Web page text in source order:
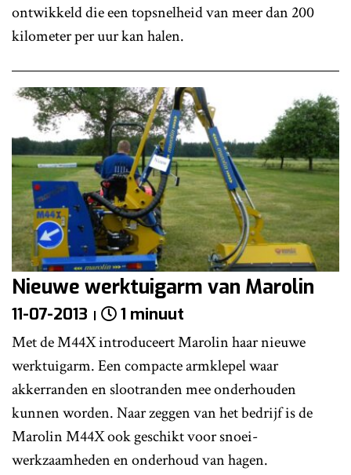
ontwikkeld die een topsnelheid van meer dan 200
kilometer per uur kan halen.
Nieuwe werktuigarm van Marolin
11-07-2013 1 minuut
Met de M44X introduceert Marolin haar nieuwe
werktuigarm. Een compacte armklepel waar
akkerranden en slootranden mee onderhouden
kunnen worden. Naar zeggen van het bedrijf is de
Marolin M44X ook geschikt voor snoei-
werkzaamheden en onderhoud van hagen.